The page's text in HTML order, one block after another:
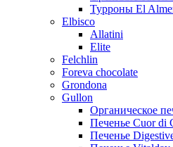
Турроны El
Elbisco
Allatini
Elite
Felchlin
Foreva chocolate
Grondona
Gullon
Органическое
Печенье Cuor di
Печенье